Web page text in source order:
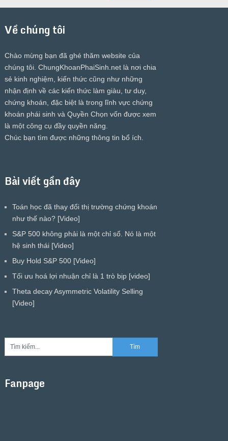
Về chúng tôi
Chào mừng bạn đã ghé thăm website của
chúng tôi. ChungKhoanPhaiSinh.netlà nơi chia
sẻ kinh nghiệm, kiến thức cũng như những
nhận định về các kiến thức làm giàu, tư duy,
chứng khoán, đặc biệt là trong lĩnh vực chứng
khoán phái sinh và Quyền Chọn vốn được xem
là một công cụ đầy quyền năng.
Chúc bạn tìm được những thông tin bổ ích.
Bài viết gần đây
Toán học đã thay đổi thị trường chứng khoán
như thế nào? [Video]
S&P 500 không phải là một chỉ số. Nó là một
hệ sinh thái [Video]
Buy Hold S&P 500 [Video]
Tối ưu hoá lợi nhuận chỉ là 1 trò bịp [video]
Theta decay Asymmetric Volatility Selling
[Video]
Fanpage